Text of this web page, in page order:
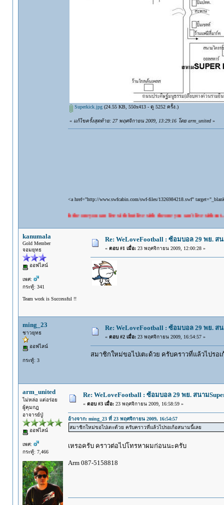
Superkick.jpg(24.55 KB, 550x413 - ดู 5252 ครั้ง.)
« แก้ไขครั้งสุดท้าย: 27 พฤศจิกายน 2009, 13:29:16 โดย arm_united»
<a href="http://www.swfcabin.com/swf-files/1326984218.swf"
"Don't live with the one you can live with but live with the one you can't live without...."
kanumala
Gold Member
จอมยุทธ
ออฟไลน์
เพศ:
กระทู้: 341
Team work is Successful !!
Re: WeLoveFootball : ซ้อมบอล 29 พย. ส
« ตอบ #1 เมื่อ:23 พฤศจิกายน 2009, 12:00:28 »
ming_23
ชาวยุทธ
ออฟไลน์
กระทู้: 3
Re: WeLoveFootball : ซ้อมบอล 29 พย. ส
« ตอบ #2 เมื่อ:23 พฤศจิกายน 2009, 16:54:57 »
สมาชิกใหม่ขอไปเตะด้วย ครับคราวที่แล้วไปรอ
arm_united
ไม่หล่อ แต่อร่อย
ผู้คุมกฎ
อาจารย์ปู่
ออฟไลน์
เพศ:
กระทู้: 7,466
Re: WeLoveFootball : ซ้อมบอล 29 พย. สนาม
« ตอบ #3 เมื่อ:23 พฤศจิกายน 2009, 16:58:59 »
อ้างจาก: ming_23 ที่ 23 พฤศจิกายน 2009, 16:54:57
สมาชิกใหม่ขอไปเตะด้วย ครับคราวที่แล้วไปรอเก้อสนามนี้เลย
เหรอครับ คราวต่อไปโทรหาผมก่อนนะครับ
Arm 087-5158818